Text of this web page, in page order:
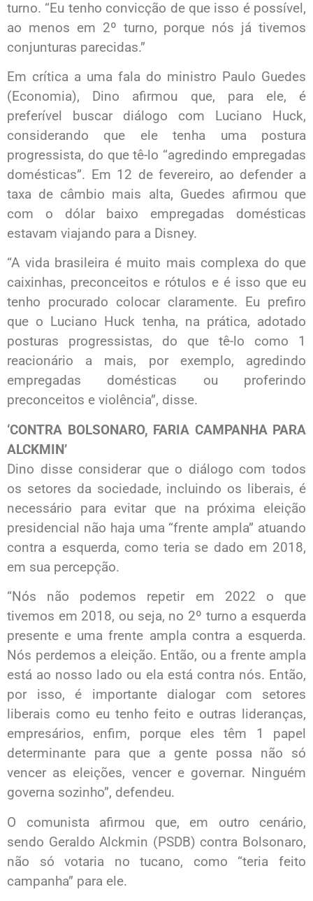
turno. “Eu tenho convicção de que isso é possível,
ao menos em 2º turno, porque nós já tivemos
conjunturas parecidas.”
Em crítica a uma fala do ministro Paulo Guedes
(Economia), Dino afirmou que, para ele, é
preferível buscar diálogo com Luciano Huck,
considerando que ele tenha uma postura
progressista, do que tê-lo “agredindo empregadas
domésticas”. Em 12 de fevereiro, ao defender a
taxa de câmbio mais alta, Guedes afirmou que
com o dólar baixo empregadas domésticas
estavam viajando para a Disney.
“A vida brasileira é muito mais complexa do que
caixinhas, preconceitos e rótulos e é isso que eu
tenho procurado colocar claramente. Eu prefiro
que o Luciano Huck tenha, na prática, adotado
posturas progressistas, do que tê-lo como 1
reacionário a mais, por exemplo, agredindo
empregadas domésticas ou proferindo
preconceitos e violência”, disse.
‘CONTRA BOLSONARO, FARIA CAMPANHA PARA
ALCKMIN’
Dino disse considerar que o diálogo com todos
os setores da sociedade, incluindo os liberais, é
necessário para evitar que na próxima eleição
presidencial não haja uma “frente ampla” atuando
contra a esquerda, como teria se dado em 2018,
em sua percepção.
“Nós não podemos repetir em 2022 o que
tivemos em 2018, ou seja, no 2º turno a esquerda
presente e uma frente ampla contra a esquerda.
Nós perdemos a eleição. Então, ou a frente ampla
está ao nosso lado ou ela está contra nós. Então,
por isso, é importante dialogar com setores
liberais como eu tenho feito e outras lideranças,
empresários, enfim, porque eles têm 1 papel
determinante para que a gente possa não só
vencer as eleições, vencer e governar. Ninguém
governa sozinho”, defendeu.
O comunista afirmou que, em outro cenário,
sendo Geraldo Alckmin (PSDB) contra Bolsonaro,
não só votaria no tucano, como “teria feito
campanha” para ele.